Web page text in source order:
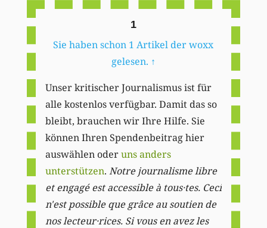
1
Sie haben schon 1 Artikel der woxx
gelesen. ↑
Unser kritischer Journalismus ist für
alle kostenlos verfügbar. Damit das so
bleibt, brauchen wir Ihre Hilfe. Sie
können Ihren Spendenbeitrag hier
auswählen oderuns anders
unterstützen. Notre journalisme libre
et engagé est accessible à tous·tes. Ceci
n'est possible que grâce au soutien de
nos lecteur·rices. Si vous en avez les